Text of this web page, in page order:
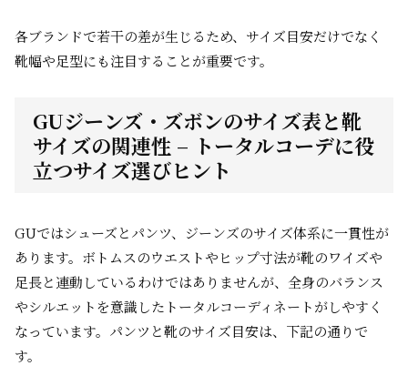
各ブランドで若干の差が生じるため、サイズ目安だけでなく
靴幅や足型にも注目することが重要です。
GUジーンズ・ズボンのサイズ表と靴
サイズの関連性 – トータルコーデに役
立つサイズ選びヒント
GUではシューズとパンツ、ジーンズのサイズ体系に一貫性が
あります。ボトムスのウエストやヒップ寸法が靴のワイズや
足長と連動しているわけではありませんが、全身のバランス
やシルエットを意識したトータルコーディネートがしやすく
なっています。パンツと靴のサイズ目安は、下記の通りで
す。